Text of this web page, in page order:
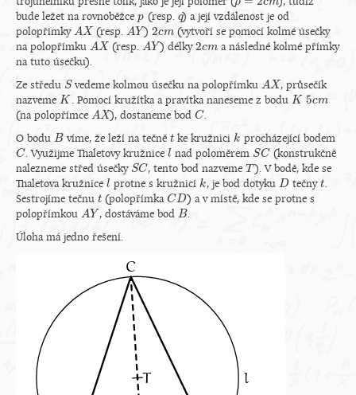
ρ=2c m
bude ležet na rovnoběžce p
p (resp. q
q) a její vzdálenost je od
polopřímky AX
AX (resp. AY
AY )2cm
2cm (vytvoří se pomocí kolmé úsečky
na polopřímku AX
AX (resp. AY
AY ) délky2cm
2cm a následné kolmé přímky
na tuto úsečku).
Ze středu S
Svedeme kolmou úsečku na polopřímkuAX
AX , průsečík
nazveme K
K . Pomocí kružítka a pravítka naneseme z bodu K
K 5cm
5cm
(na polopřímce AX
AX ), dostaneme bod C
C .
O bodu B
B víme, že leží na tečně t
t ke kružnicik
k procházející bodem
C
C . Využijme Thaletovy kružnice ll nad poloměrem SC
SC (konstrukčně
nalezneme střed úsečky SC
SC , tento bod nazvemeT
T ). V bodě, kde se
Thaletova kružnice ll protne s kružnicík
k, je bod dotyku D
D tečnyt
t.
Sestrojíme tečnu t
t (polopřímkaCD
CD ) a v místě, kde se protne s
polopřímkou AY
AY , dostáváme bodB
B .
Úloha má jedno řešení.